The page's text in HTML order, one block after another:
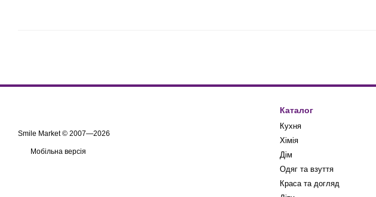
Smile Market © 2007—2026
Мобільна версія
Каталог
Кухня
Хімія
Дім
Одяг та взуття
Краса та догляд